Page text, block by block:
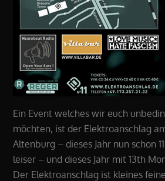
Ein Event welches wir euch
möchten, ist der Elektroanschlag
Altenburg – dieses Jahr nun schon
leiser – und dieses Jahr mit 13th
Der Elektroanschlag ist kleines